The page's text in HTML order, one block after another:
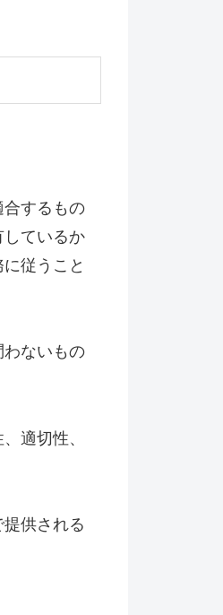
するもの
ているか
従うこと
ないもの
適切性、
供される